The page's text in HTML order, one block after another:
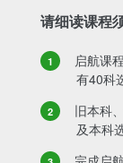
请细读课程
启航课
有40科
旧本科
及本科